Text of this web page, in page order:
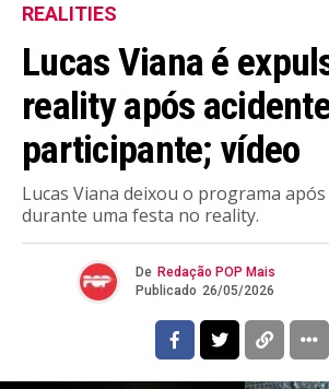
REALITIES
Lucas Viana é
reality após
participante; vídeo
Lucas Viana deixou o programa
durante uma festa no reality.
De Redação POP Mais
Publicado 26/05/2026